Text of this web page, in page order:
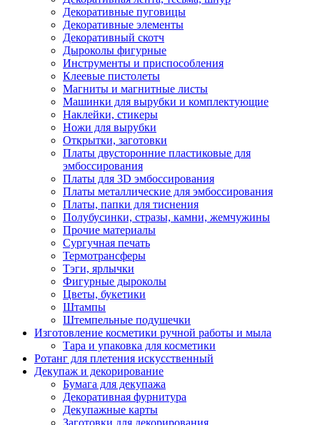
Декоративные пуговицы
Декоративные элементы
Декоративный скотч
Дыроколы фигурные
Инструменты и приспособления
Клеевые пистолеты
Магниты и магнитные листы
Машинки для вырубки и комплектующие
Наклейки, стикеры
Ножи для вырубки
Открытки, заготовки
Платы двусторонние пластиковые для
эмбоссирования
Платы для 3D эмбоссирования
Платы металлические для эмбоссирования
Платы, папки для тиснения
Полубусинки, стразы, камни, жемчужины
Прочие материалы
Сургучная печать
Термотрансферы
Тэги, ярлычки
Фигурные дыроколы
Цветы, букетики
Штампы
Штемпельные подушечки
Изготовление косметики ручной работы и мыла
Тара и упаковка для косметики
Ротанг для плетения искусственный
Декупаж и декорирование
Бумага для декупажа
Декоративная фурнитура
Декупажные карты
Заготовки для декорирования